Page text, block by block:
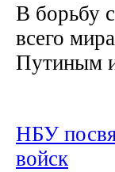
В борьбу
всего
Путиным
НБУ
войск